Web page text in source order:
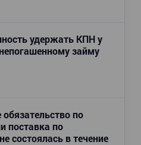
удержать КПН у
займу
по
поставка по
состоялась в течение